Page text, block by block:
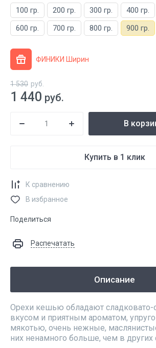
100 гр. 200 гр. 300 гр. 400 гр.
600 гр.
700 гр. 800 гр. 900 гр.
ФИНИКИ Ширин
1 530 руб.
1 440 руб.
В
Купить в 1 клик
К сравнению
В избранное
Поделиться
Распечатать
Описание
Орехи кешью обладают
вкусом и приятным ароматом,
мякотью, очень нежные,
них ненамного больше, чем в других